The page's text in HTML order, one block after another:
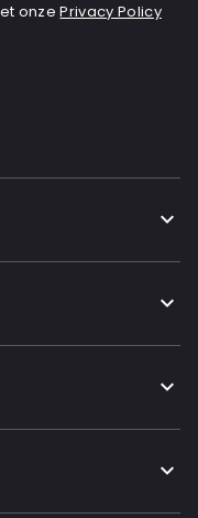
onzePrivacy Policy